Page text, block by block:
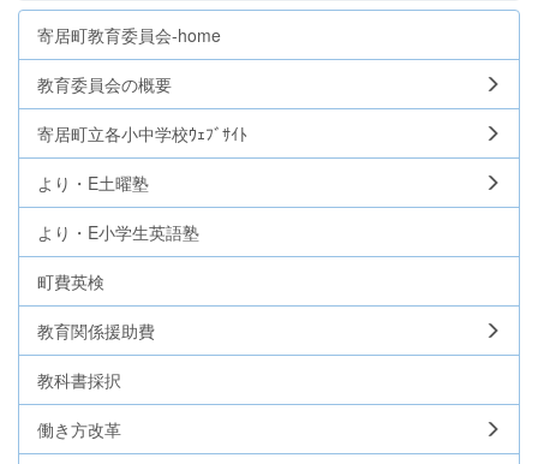
寄居町教育委員会-home
教育委員会の概要
寄居町立各小中学校ｳｪﾌﾞｻｲﾄ
より・E土曜塾
より・E小学生英語塾
町費英検
教育関係援助費
教科書採択
働き方改革